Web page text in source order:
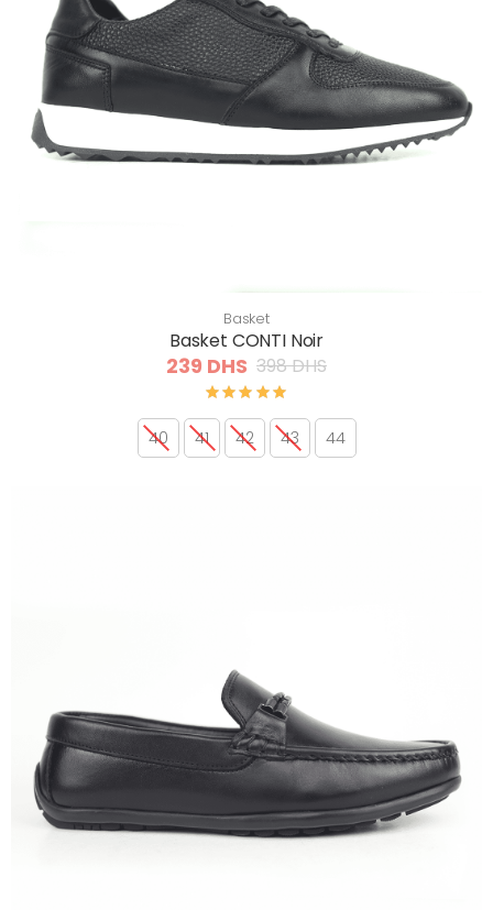
Basket
Basket CONTI Noir
239 DHS 398 DHS
40 41 42 43 44